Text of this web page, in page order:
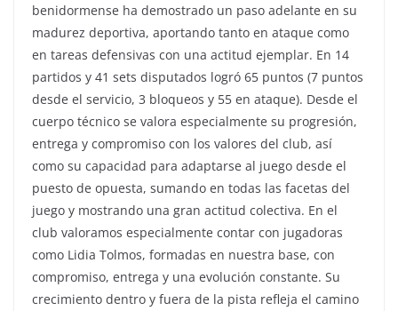
benidormense ha demostrado un paso adelante en su
madurez deportiva, aportando tanto en ataque como
en tareas defensivas con una actitud ejemplar. En 14
partidos y 41 sets disputados logró 65 puntos (7 puntos
desde el servicio, 3 bloqueos y 55 en ataque). Desde el
cuerpo técnico se valora especialmente su progresión,
entrega y compromiso con los valores del club, así
como su capacidad para adaptarse al juego desde el
puesto de opuesta, sumando en todas las facetas del
juego y mostrando una gran actitud colectiva. En el
club valoramos especialmente contar con jugadoras
como Lidia Tolmos, formadas en nuestra base, con
compromiso, entrega y una evolución constante. Su
crecimiento dentro y fuera de la pista refleja el camino